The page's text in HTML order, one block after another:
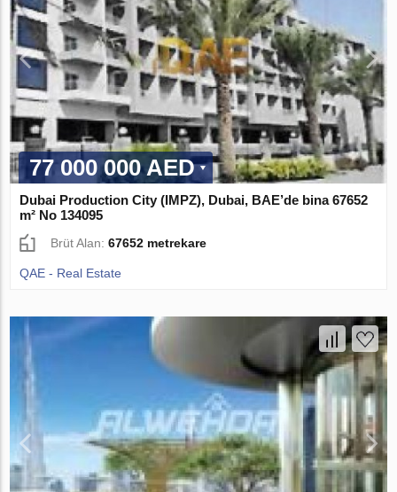
77 000 000 AED
Dubai Production City (IMPZ), Dubai, BAE’de bina 67652
m² No 134095
Brüt Alan:67652 metrekare
QAE - Real Estate